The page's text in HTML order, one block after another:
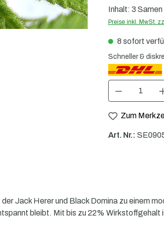
Inhalt: 3 Samen
Preise inkl. MwSt.
8 sofort
Schneller &
Produkt Anzahl:
Zum
Art. Nr.:
Jack Herer und Black Domina zu einem
bleibt. Mit bis zu 22%